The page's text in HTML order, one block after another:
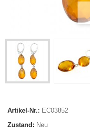
Artikel-Nr.: EC03852
Zustand: Neu